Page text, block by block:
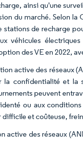
ainsi qu'une
du marché. Selon
stations de recharge
véhicules
des VE en 2022,
active des réseaux
la confidentialité et la
peuvent
ou aux
difficile et coûteuse,
active des réseaux